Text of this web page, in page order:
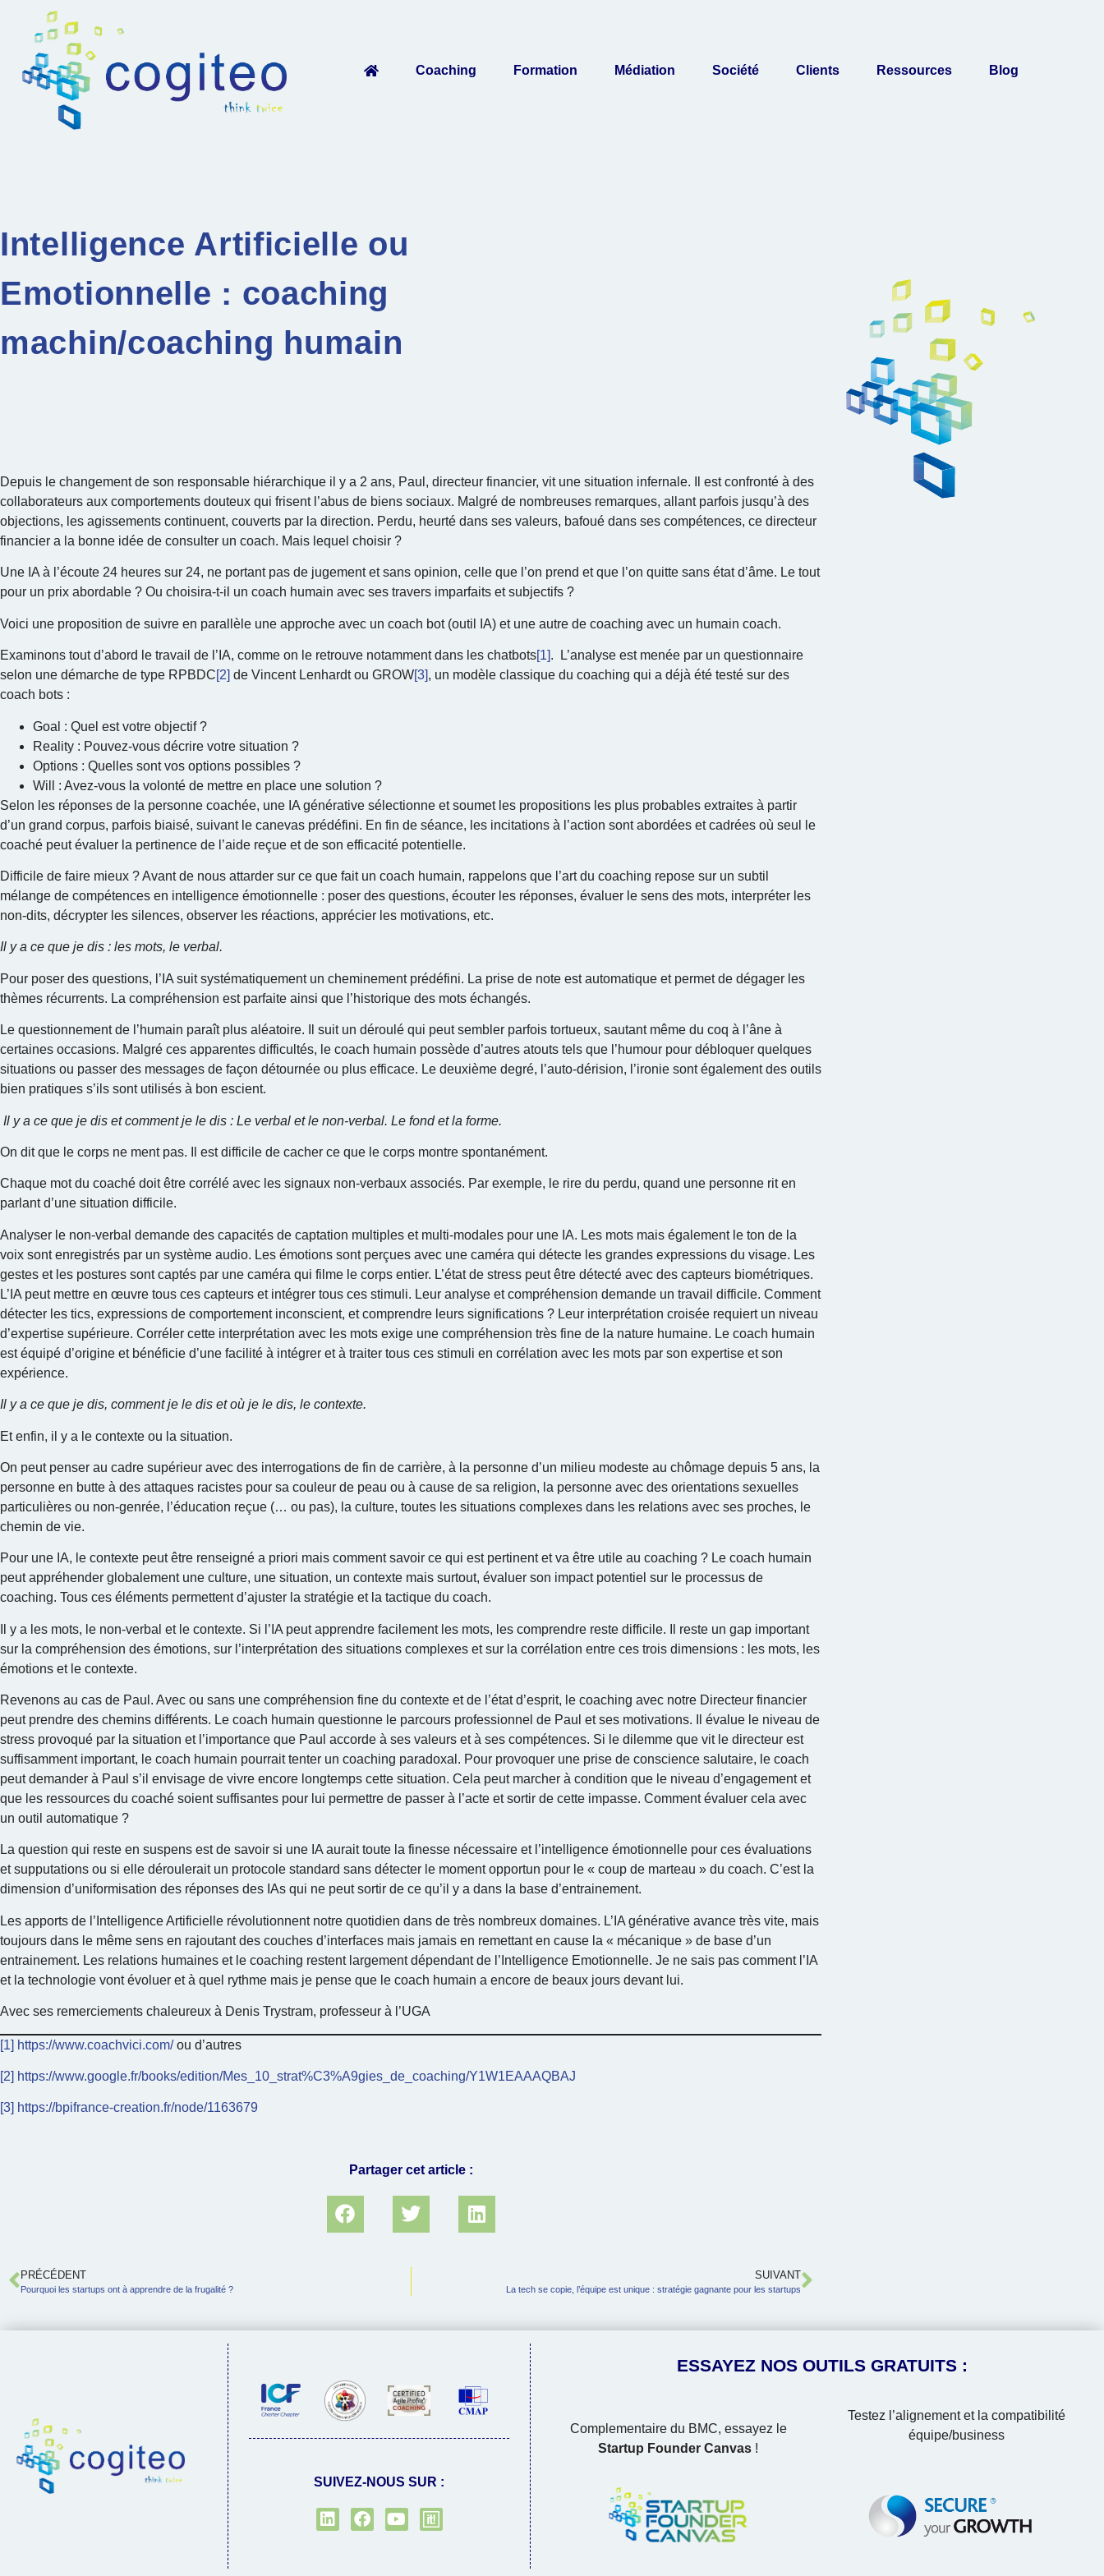
Coaching Formation Médiation Société Clients Ressources Blog
Intelligence Artificielle ou
Emotionnelle : coaching
machin/coaching humain
Depuis le changement de son responsable hiérarchique il y a 2 ans, Paul, directeur financier, vit une situation infernale. Il est confronté à des
collaborateurs aux comportements douteux qui frisent l’abus de biens sociaux. Malgré de nombreuses remarques, allant parfois jusqu’à des
objections, les agissements continuent, couverts par la direction. Perdu, heurté dans ses valeurs, bafoué dans ses compétences, ce directeur
financier a la bonne idée de consulter un coach. Mais lequel choisir ?
Une IA à l’écoute 24 heures sur 24, ne portant pas de jugement et sans opinion, celle que l’on prend et que l’on quitte sans état d’âme. Le tout
pour un prix abordable ? Ou choisira-t-il un coach humain avec ses travers imparfaits et subjectifs ?
Voici une proposition de suivre en parallèle une approche avec un coach bot (outil IA) et une autre de coaching avec un humain coach.
Examinons tout d’abord le travail de l’IA, comme on le retrouve notamment dans les chatbots[1]. L’analyse est menée par un questionnaire
selon une démarche de type RPBDC[2] de Vincent Lenhardt ou GROW[3], un modèle classique du coaching qui a déjà été testé sur des
coach bots :
Goal : Quel est votre objectif ?
Reality : Pouvez-vous décrire votre situation ?
Options : Quelles sont vos options possibles ?
Will : Avez-vous la volonté de mettre en place une solution ?
Selon les réponses de la personne coachée, une IA générative sélectionne et soumet les propositions les plus probables extraites à partir
d’un grand corpus, parfois biaisé, suivant le canevas prédéfini. En fin de séance, les incitations à l’action sont abordées et cadrées où seul le
coaché peut évaluer la pertinence de l’aide reçue et de son efficacité potentielle.
Difficile de faire mieux ? Avant de nous attarder sur ce que fait un coach humain, rappelons que l’art du coaching repose sur un subtil
mélange de compétences en intelligence émotionnelle : poser des questions, écouter les réponses, évaluer le sens des mots, interpréter les
non-dits, décrypter les silences, observer les réactions, apprécier les motivations, etc.
Il y a ce que je dis : les mots, le verbal.
Pour poser des questions, l’IA suit systématiquement un cheminement prédéfini. La prise de note est automatique et permet de dégager les
thèmes récurrents. La compréhension est parfaite ainsi que l’historique des mots échangés.
Le questionnement de l’humain paraît plus aléatoire. Il suit un déroulé qui peut sembler parfois tortueux, sautant même du coq à l’âne à
certaines occasions. Malgré ces apparentes difficultés, le coach humain possède d’autres atouts tels que l’humour pour débloquer quelques
situations ou passer des messages de façon détournée ou plus efficace. Le deuxième degré, l’auto-dérision, l’ironie sont également des outils
bien pratiques s’ils sont utilisés à bon escient.
Il y a ce que je dis et comment je le dis : Le verbal et le non-verbal. Le fond et la forme.
On dit que le corps ne ment pas. Il est difficile de cacher ce que le corps montre spontanément.
Chaque mot du coaché doit être corrélé avec les signaux non-verbaux associés. Par exemple, le rire du perdu, quand une personne rit en
parlant d’une situation difficile.
Analyser le non-verbal demande des capacités de captation multiples et multi-modales pour une IA. Les mots mais également le ton de la
voix sont enregistrés par un système audio. Les émotions sont perçues avec une caméra qui détecte les grandes expressions du visage. Les
gestes et les postures sont captés par une caméra qui filme le corps entier. L’état de stress peut être détecté avec des capteurs biométriques.
L’IA peut mettre en œuvre tous ces capteurs et intégrer tous ces stimuli. Leur analyse et compréhension demande un travail difficile. Comment
détecter les tics, expressions de comportement inconscient, et comprendre leurs significations ? Leur interprétation croisée requiert un niveau
d’expertise supérieure. Corréler cette interprétation avec les mots exige une compréhension très fine de la nature humaine. Le coach humain
est équipé d’origine et bénéficie d’une facilité à intégrer et à traiter tous ces stimuli en corrélation avec les mots par son expertise et son
expérience.
Il y a ce que je dis, comment je le dis et où je le dis, le contexte.
Et enfin, il y a le contexte ou la situation.
On peut penser au cadre supérieur avec des interrogations de fin de carrière, à la personne d’un milieu modeste au chômage depuis 5 ans, la
personne en butte à des attaques racistes pour sa couleur de peau ou à cause de sa religion, la personne avec des orientations sexuelles
particulières ou non-genrée, l’éducation reçue (… ou pas), la culture, toutes les situations complexes dans les relations avec ses proches, le
chemin de vie.
Pour une IA, le contexte peut être renseigné a priori mais comment savoir ce qui est pertinent et va être utile au coaching ? Le coach humain
peut appréhender globalement une culture, une situation, un contexte mais surtout, évaluer son impact potentiel sur le processus de
coaching. Tous ces éléments permettent d’ajuster la stratégie et la tactique du coach.
Il y a les mots, le non-verbal et le contexte. Si l’IA peut apprendre facilement les mots, les comprendre reste difficile. Il reste un gap important
sur la compréhension des émotions, sur l’interprétation des situations complexes et sur la corrélation entre ces trois dimensions : les mots, les
émotions et le contexte.
Revenons au cas de Paul. Avec ou sans une compréhension fine du contexte et de l’état d’esprit, le coaching avec notre Directeur financier
peut prendre des chemins différents. Le coach humain questionne le parcours professionnel de Paul et ses motivations. Il évalue le niveau de
stress provoqué par la situation et l’importance que Paul accorde à ses valeurs et à ses compétences. Si le dilemme que vit le directeur est
suffisamment important, le coach humain pourrait tenter un coaching paradoxal. Pour provoquer une prise de conscience salutaire, le coach
peut demander à Paul s’il envisage de vivre encore longtemps cette situation. Cela peut marcher à condition que le niveau d’engagement et
que les ressources du coaché soient suffisantes pour lui permettre de passer à l’acte et sortir de cette impasse. Comment évaluer cela avec
un outil automatique ?
La question qui reste en suspens est de savoir si une IA aurait toute la finesse nécessaire et l’intelligence émotionnelle pour ces évaluations
et supputations ou si elle déroulerait un protocole standard sans détecter le moment opportun pour le « coup de marteau » du coach. C’est la
dimension d’uniformisation des réponses des IAs qui ne peut sortir de ce qu’il y a dans la base d’entrainement.
Les apports de l’Intelligence Artificielle révolutionnent notre quotidien dans de très nombreux domaines. L’IA générative avance très vite, mais
toujours dans le même sens en rajoutant des couches d’interfaces mais jamais en remettant en cause la « mécanique » de base d’un
entrainement. Les relations humaines et le coaching restent largement dépendant de l’Intelligence Emotionnelle. Je ne sais pas comment l’IA
et la technologie vont évoluer et à quel rythme mais je pense que le coach humain a encore de beaux jours devant lui.
Avec ses remerciements chaleureux à Denis Trystram, professeur à l’UGA
[1] https://www.coachvici.com/ou d’autres
[2] https://www.google.fr/books/edition/Mes_10_strat%C3%A9gies_de_coaching/Y1W1EAAAQBAJ
[3] https://bpifrance-creation.fr/node/1163679
Partager cet article :
PRÉCÉDENT
Pourquoi les startups ont à apprendre de la frugalité ?
SUIVANT
La tech se copie, l’équipe est unique : stratégie gagnante pour les startups
SUIVEZ-NOUS SUR :
ESSAYEZ NOS OUTILS GRATUITS :
Complementaire du BMC, essayez le
Startup Founder Canvas !
Testez l’alignement et la compatibilité
équipe/business